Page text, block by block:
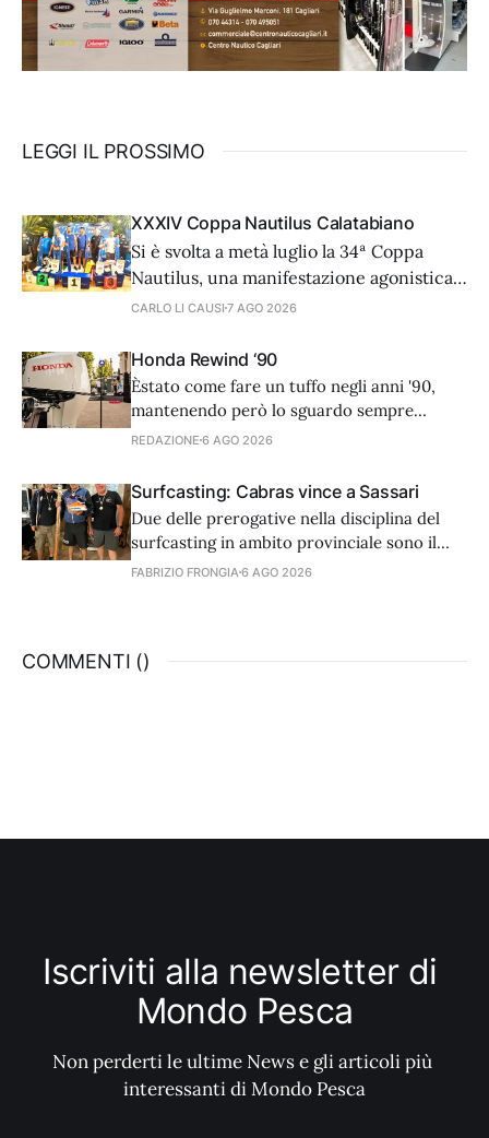
LEGGI IL PROSSIMO
XXXIV Coppa Nautilus Calatabiano
Si è svolta a metà luglio la 34ª Coppa
Nautilus, una manifestazione agonistica
di alto livello tecnico che ha visto 81
d'Italia e dall'estero, cimentarsi in una
prova di surfcasting. In una serata
caratterizzata da condizioni meteo-
marine ottimali, il vero
CARLO LI CAUSI 7 AGO 2026
Honda Rewind ‘90
Èstato come fare un tuffo negli anni '90,
mantenendo però lo sguardo sempre
rivolto al futuro. L’8 luglio scorso, nella
cuore di Villa Borghese a Roma, Honda
Marine ha preso parte a Rewind '90s,
l'esclusivo summer party che ha
REDAZIONE 6 AGO 2026
Surfcasting: Cabras vince a Sassari
Due delle prerogative nella disciplina del
surfcasting in ambito provinciale sono il
numero delle manche stagionali da
non scritta il comitato di Sassari che,
FABRIZIO FRONGIA 6 AGO 2026
COMMENTI ()
Iscriviti alla newsletter di
Mondo Pesca
Non perderti le ultime News e gli articoli più
interessanti di Mondo Pesca